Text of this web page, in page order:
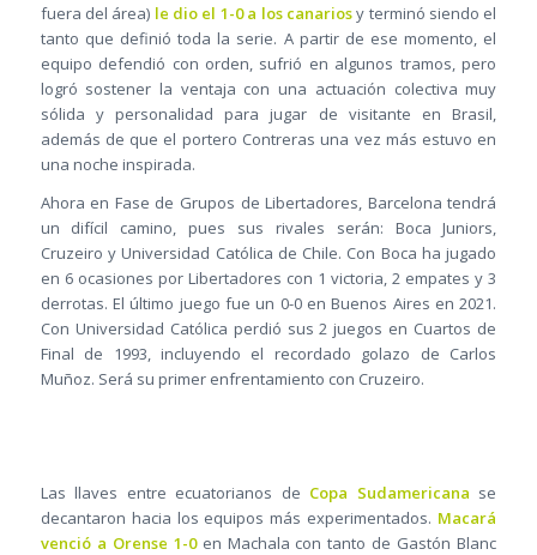
fuera del área) le dio el 1-0 a los canariosy terminó siendo el
tanto que definió toda la serie. A partir de ese momento, el
equipo defendió con orden, sufrió en algunos tramos, pero
logró sostener la ventaja con una actuación colectiva muy
sólida y personalidad para jugar de visitante en Brasil,
además de que el portero Contreras una vez más estuvo en
una noche inspirada.
Ahora en Fase de Grupos de Libertadores, Barcelona tendrá
un difícil camino, pues sus rivales serán: Boca Juniors,
Cruzeiro y Universidad Católica de Chile. Con Boca ha jugado
en 6 ocasiones por Libertadores con 1 victoria, 2 empates y 3
derrotas. El último juego fue un 0-0 en Buenos Aires en 2021.
Con Universidad Católica perdió sus 2 juegos en Cuartos de
Final de 1993, incluyendo el recordado golazo de Carlos
Muñoz. Será su primer enfrentamiento con Cruzeiro.
Las llaves entre ecuatorianos de Copa Sudamericana se
decantaron hacia los equipos más experimentados. Macará
venció a Orense 1-0en Machala con tanto de Gastón Blanc